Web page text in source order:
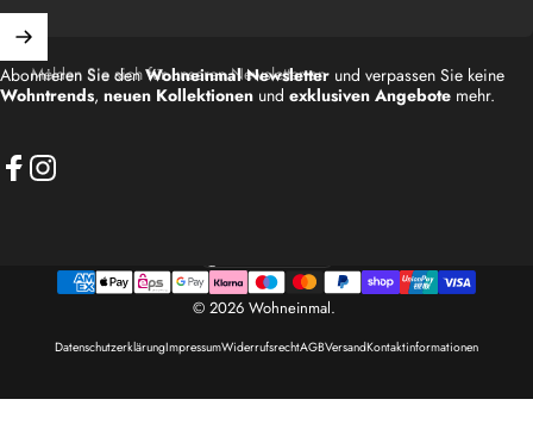
Melden Sie sich für unseren Newsletter an
Abonnieren Sie denWohneinmal Newsletter und verpassen Sie keine
Wohntrends, neuen Kollektionen und exklusiven Angebote mehr.
© 2026 Wohneinmal.
DatenschutzerklärungImpressumWiderrufsrechtAGBVersandKontaktinformationen
Land/Region